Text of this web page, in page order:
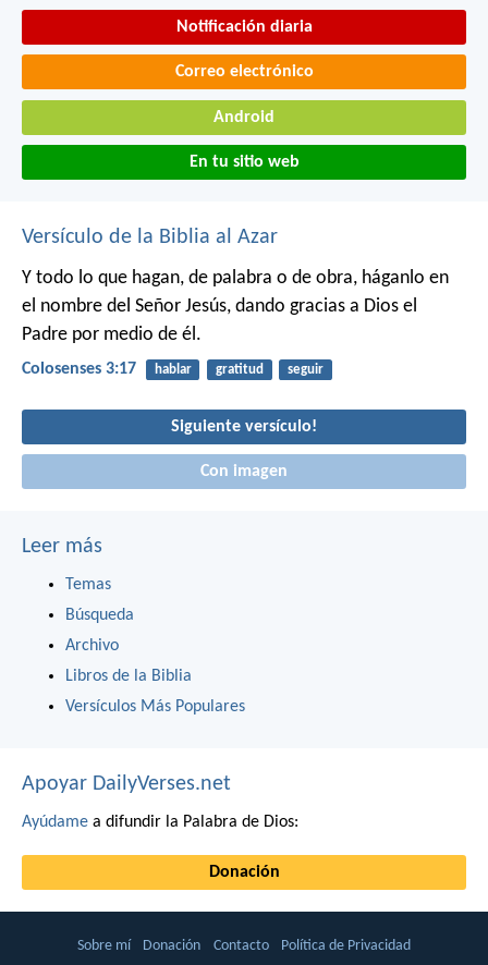
Notificación diaria
Correo electrónico
Android
En tu sitio web
Versículo de la Biblia al Azar
Y todo lo que hagan, de palabra o de obra, háganlo en
el nombre del Señor Jesús, dando gracias a Dios el
Padre por medio de él.
Colosenses 3:17 hablar gratitud seguir
Siguiente versículo!
Con imagen
Leer más
Temas
Búsqueda
Archivo
Libros de la Biblia
Versículos Más Populares
Apoyar DailyVerses.net
Ayúdame a difundir la Palabra de Dios:
Donación
Sobre mí Donación Contacto Política de Privacidad